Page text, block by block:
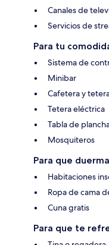
Canales de
Servicios de
Para tu
Sistema de
Minibar
Cafetera y
Tetera eléctrica
Tabla de
Mosquiteros
Para que
Habitaciones
Ropa de cama
Cuna gratis
Para que te